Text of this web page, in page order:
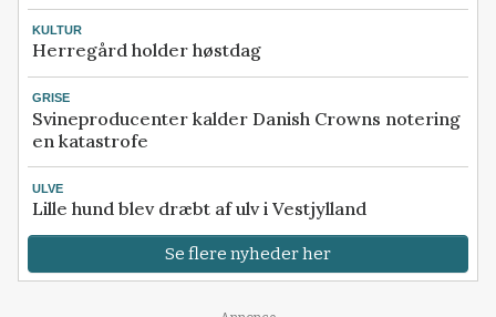
KULTUR
Herregård holder høstdag
GRISE
Svineproducenter kalder Danish Crowns notering
en katastrofe
ULVE
Lille hund blev dræbt af ulv i Vestjylland
Se flere nyheder her